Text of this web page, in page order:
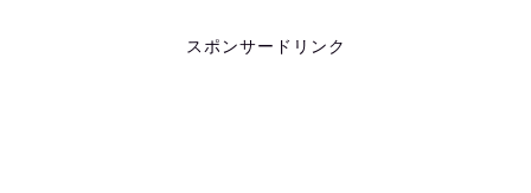
スポンサードリンク